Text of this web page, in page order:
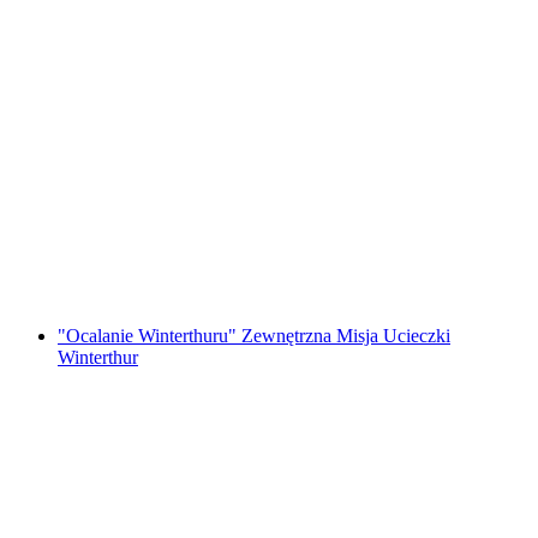
"Ocalanie Winterthuru" Zewnętrzna Misja Ucieczki
Winterthur